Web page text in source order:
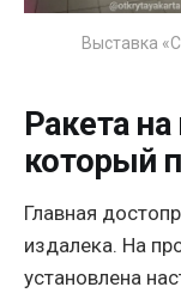
Выставка
Ракета
который
Главная
издалека. На
установлена